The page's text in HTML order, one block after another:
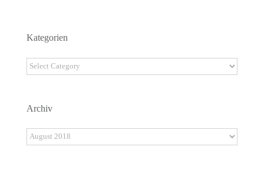
Kategorien
Kategorien
Archiv
Archiv